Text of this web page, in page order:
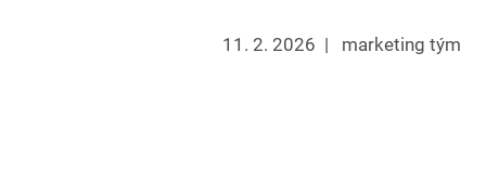
11. 2. 2026 | marketing tým